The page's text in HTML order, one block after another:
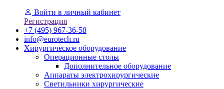
Войти в личный кабинет
Регистрация
+7 (495) 967-36-58
info@eurotech.ru
Хирургическое оборудование
Операционные столы
Дополнительное оборудование
Аппараты электрохирургические
Светильники хирургические